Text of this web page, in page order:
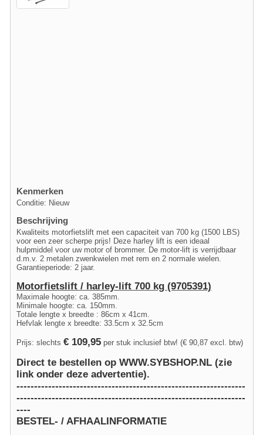
Kenmerken
Conditie: Nieuw
Beschrijving
Kwaliteits motorfietslift met een capaciteit van 700 kg (1500 LBS)
voor een zeer scherpe prijs! Deze harley lift is een ideaal
hulpmiddel voor uw motor of brommer. De motor-lift is verrijdbaar
d.m.v. 2 metalen zwenkwielen met rem en 2 normale wielen.
Garantieperiode: 2 jaar.
Motorfietslift / harley-lift 700 kg (9705391)
Maximale hoogte: ca. 385mm.
Minimale hoogte: ca. 150mm.
Totale lengte x breedte : 86cm x 41cm.
Hefvlak lengte x breedte: 33.5cm x 32.5cm
Prijs: slechts € 109,95 per stuk inclusief btw! (€ 90,87 excl. btw)
Direct te bestellen op WWW.SYBSHOP.NL (zie
link onder deze advertentie).
-----------------------------------------------------------------
-----------------------------------------------------------------
----
BESTEL- / AFHAALINFORMATIE